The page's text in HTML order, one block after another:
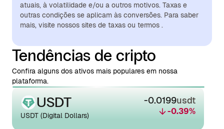
atuais, à volatilidade e/ou a outros motivos. Taxas e
outras condições se aplicam às conversões. Para saber
mais, visite nossos sites de taxas ou termos .
Tendências de cripto
Confira alguns dos ativos mais populares em nossa
plataforma.
USDT
USDT (Digital Dollars)
-0.0199usdt
-0.39%